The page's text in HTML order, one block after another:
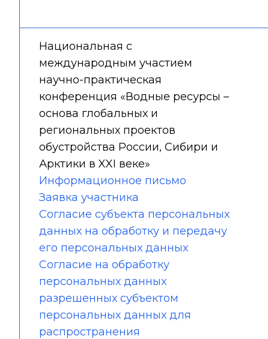
Национальная с
международным участием
научно-практическая
конференция «Водные ресурсы –
основа глобальных и
региональных проектов
обустройства России, Сибири и
Арктики в XXI веке»
Информационное письмо
Заявка участника
Согласие субъекта персональных
данных на обработку и передачу
его персональных данных
Согласие на обработку
персональных данных
разрешенных субъектом
персональных данных для
распространения